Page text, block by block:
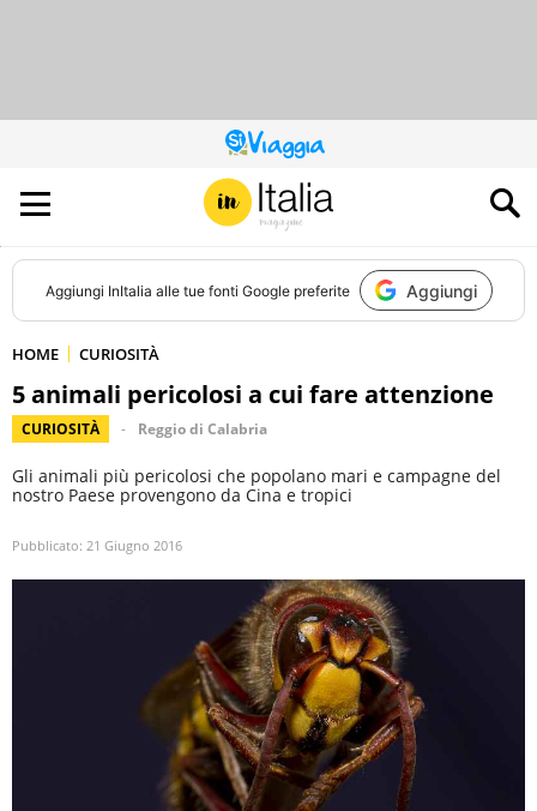
QUESTO
SITO
CONTRIBUISCE
ALL’AUDIENCE
DI
Aggiungi InItalia alle tue fonti Google preferite Aggiungi
HOME CURIOSITÀ
5 animali pericolosi a cui fare attenzione
CURIOSITÀ Reggio di Calabria
Gli animali più pericolosi che popolano mari e campagne del
nostro Paese provengono da Cina e tropici
Pubblicato: 21 Giugno 2016